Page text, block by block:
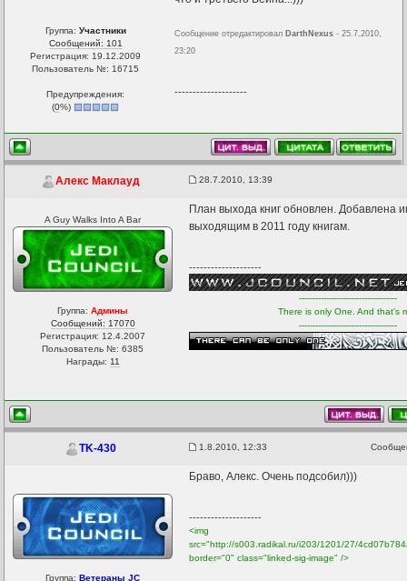
Группа: Участники
Сообщений: 101
Регистрация: 19.12.2009
Пользователь №: 16715
Предупреждения:
(0%)
Сообщение отредактировал DarthNexus - 25.7.2010,
23:20
--------------------
Алекс Маклауд 28.7.2010, 13:39
A Guy Walks Into A Bar
Группа:Админы
Сообщений: 17070
Регистрация: 12.4.2007
Пользователь №: 6385
Награды: 11
План выхода книг обновлен. Добавлена
выходящим в 2011 году книгам.
--------------------
------------------------------------
There is only One. And that's
------------------------------------
TK-430 1.8.2010, 12:33
Группа:Ветераны JC
Браво, Алекс. Очень подсобил)))
--------------------
<img
src="http://s003.radikal.ru/i203/1201/27/
border="0" class="linked-sig-image" />